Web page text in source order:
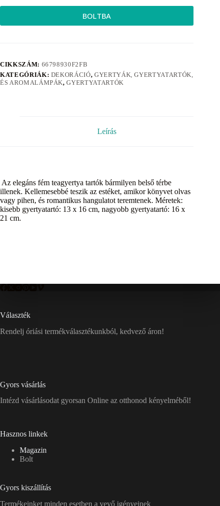
BOLTBA
CIKKSZÁM: 66798930F2FB
KATEGÓRIÁK: DEKORÁCIÓ, GYERTYÁK, GYERTYATARTÓK,
ÉS AROMALÁMPÁK,GYERTYATARTÓK
Leírás
Az elegáns fém teagyertya tartók bármilyen belső térbe
illenek. Kellemesebbé teszik az estéket, amikor könyvet olvas
vagy pihen, és romantikus hangulatot teremtenek. Méretek:
kisebb gyertyatartó: 13 x 16 cm, nagyobb gyertyatartó: 16 x
21 cm.
Választék
Rendelj óriási termékválasztékunkból, kedvező áron!
Gyors vásárlás
Intézd vásárlásodat gyorsan Online az otthonod kényelméből!
Hasznos linkek
Magazin
Bolt
Gyors kiszállítás
Termékeinket minden esetben a vevő igényeinek